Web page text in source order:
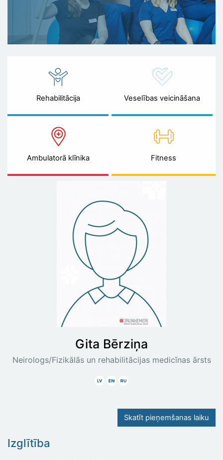
Rehabilitācija Veselības veicināšana
Ambulatorā klīnika Fitness
Gita Bērziņa
Neirologs/Fizikālās un rehabilitācijas medicīnas ārsts
Latviski
AngliskiKrieviski
Skatīt pieņemšanas laiku
Izglītība